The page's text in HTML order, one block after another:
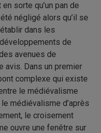
sorte qu’un pan de
négligé alors qu’il se
dans les
de
avenues de
avis. Dans un premier
complexe qui existe
le médiévalisme
médiévalisme d’après
le croisement
ouvre une fenêtre sur